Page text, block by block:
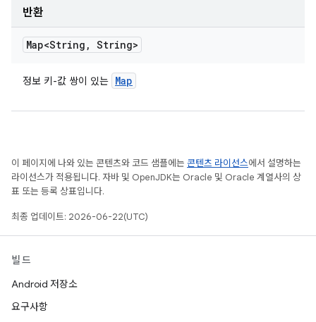
반환
Map<String , String>
정보 키-값 쌍이 있는 Map
이 페이지에 나와 있는 콘텐츠와 코드 샘플에는 콘텐츠 라이선스에서 설명하는
라이선스가 적용됩니다. 자바 및 OpenJDK는 Oracle 및 Oracle 계열사의 상
표 또는 등록 상표입니다.
최종 업데이트: 2026-06-22(UTC)
빌드
Android 저장소
요구사항